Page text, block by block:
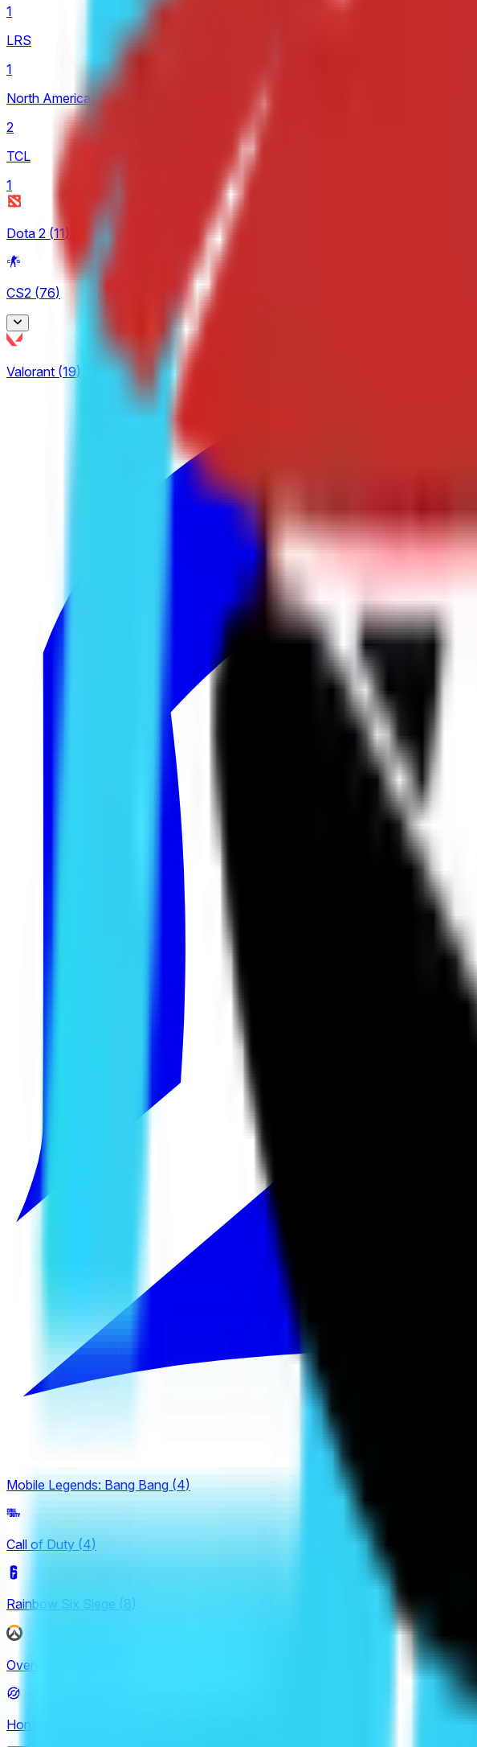
1
LRS
1
North American Challengers League
2
TCL
1
Dota 2 (11)
CS2 (76)
BetBoom Storm
7
European Pro League
Valorant (19)
Mobile Legends: Bang Bang (4)
Call of Duty (4)
Rainbow Six Siege (8)
Overwatch
Honor of Kings